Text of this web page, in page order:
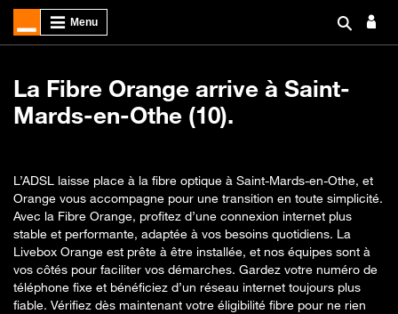
La Fibre Orange arrive à Saint-
Mards-en-Othe (10).
L’ADSL laisse place à la fibre optique à Saint-Mards-en-Othe, et
Orange vous accompagne pour une transition en toute simplicité.
Avec la Fibre Orange, profitez d’une connexion internet plus
stable et performante, adaptée à vos besoins quotidiens. La
Livebox Orange est prête à être installée, et nos équipes sont à
vos côtés pour faciliter vos démarches. Gardez votre numéro de
téléphone fixe et bénéficiez d’un réseau internet toujours plus
fiable. Vérifiez dès maintenant votre éligibilité fibre pour ne rien